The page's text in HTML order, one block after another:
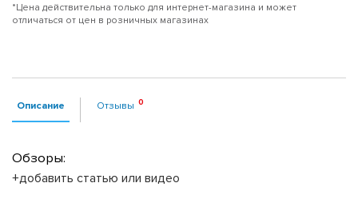
*Цена действительна только для интернет-магазина и может
отличаться от цен в розничных магазинах
Описание Отзывы
Обзоры:
+добавить статью или видео